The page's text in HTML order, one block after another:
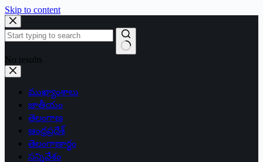
Skip to content
No results
ముఖ్యాంశాలు
జాతీయం
తెలంగాణ
ఆంధ్రప్రదేశ్
తెలంగాణార్థం
సన్నివేశం